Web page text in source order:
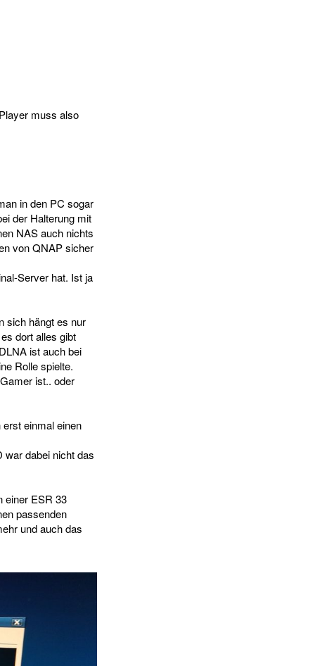
muss also
in den PC sogar
der Halterung mit
NAS auch nichts
von QNAP sicher
Server hat. Ist ja
sich hängt es nur
dort alles gibt
ist auch bei
Rolle spielte.
ist.. oder
einmal einen
war dabei nicht das
einer ESR 33
passenden
und auch das